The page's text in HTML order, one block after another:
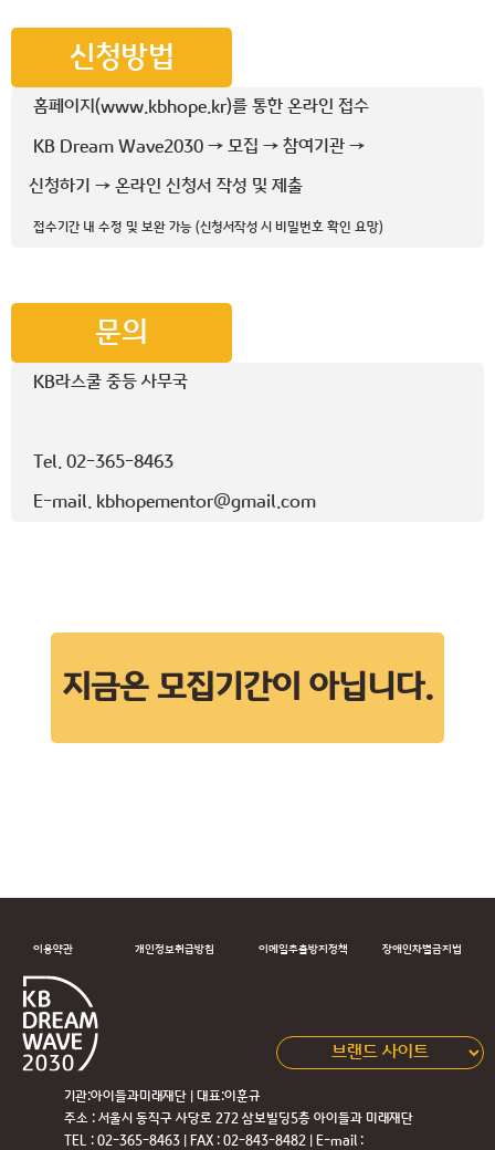
신청방법
홈페이지(www.kbhope.kr)를 통한 온라인 접수
KB Dream Wave2030 → 모집 → 참여기관 →
신청하기 → 온라인 신청서 작성 및 제출
접수기간 내 수정 및 보완 가능 (신청서작성 시 비밀번호 확인 요망)
문의
KB라스쿨 중등 사무국
Tel. 02-365-8463
E-mail. kbhopementor@gmail.com
지금은 모집기간이 아닙니다.
이용약관 개인정보취급방침 이메일추출방지정책 장애인차별금지법
기관:아이들과미래재단 | 대표:이훈규
주소 : 서울시 동직구 사당로 272 삼보빌딩5층 아이들과 미래재단
TEL : 02-365-8463 | FAX : 02-843-8482 | E-mail :